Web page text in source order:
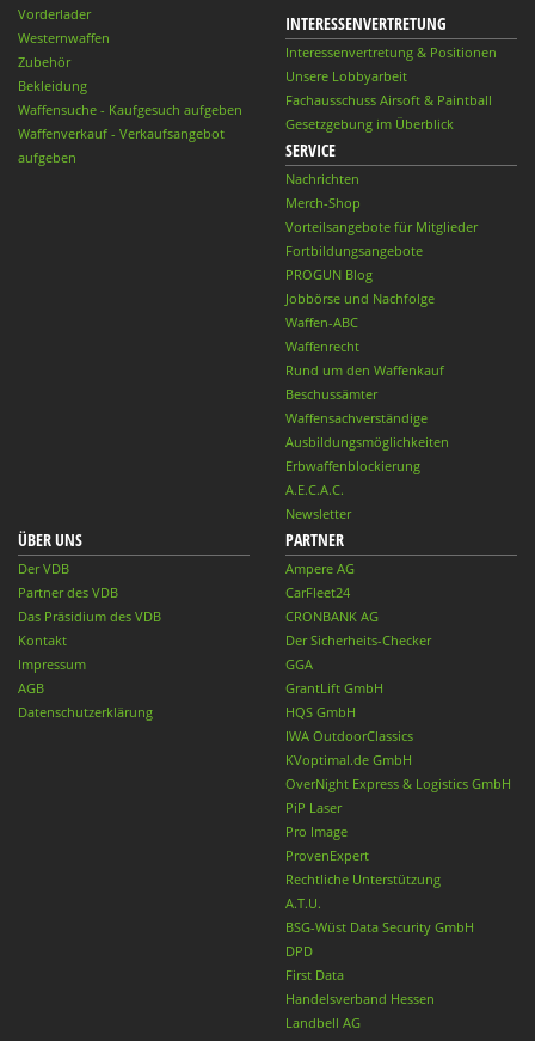
Vorderlader
Westernwaffen
Zubehör
Bekleidung
Waffensuche - Kaufgesuch aufgeben
Waffenverkauf - Verkaufsangebot
aufgeben
INTERESSENVERTRETUNG
Interessenvertretung & Positionen
Unsere Lobbyarbeit
Fachausschuss Airsoft & Paintball
Gesetzgebung im Überblick
SERVICE
Nachrichten
Merch-Shop
Vorteilsangebote für Mitglieder
Fortbildungsangebote
PROGUN Blog
Jobbörse und Nachfolge
Waffen-ABC
Waffenrecht
Rund um den Waffenkauf
Beschussämter
Waffensachverständige
Ausbildungsmöglichkeiten
Erbwaffenblockierung
A.E.C.A.C.
Newsletter
ÜBER UNS
Der VDB
Partner des VDB
Das Präsidium des VDB
Kontakt
Impressum
AGB
Datenschutzerklärung
PARTNER
Ampere AG
CarFleet24
CRONBANK AG
Der Sicherheits-Checker
GGA
GrantLift GmbH
HQS GmbH
IWA OutdoorClassics
KVoptimal.de GmbH
OverNight Express & Logistics GmbH
PiP Laser
Pro Image
ProvenExpert
Rechtliche Unterstützung
A.T.U.
BSG-Wüst Data Security GmbH
DPD
First Data
Handelsverband Hessen
Landbell AG